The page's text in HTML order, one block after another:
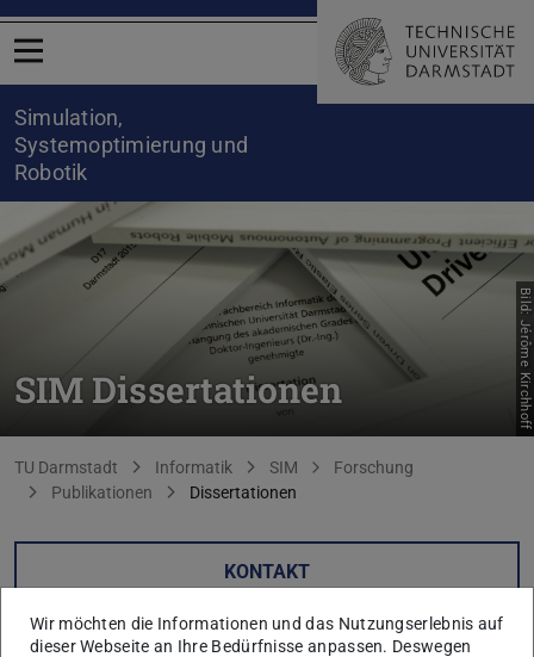
Menü öffnen
Simulation,
Systemoptimierung und
Robotik
SIM Dissertationen Bild: Jérôme Kirchhoff
Sie befinden sich hier:
TU Darmstadt Informatik SIM
Forschung
Publikationen
Dissertationen
KONTAKT
Wir möchten die Informationen und das Nutzungserlebnis auf
dieser Webseite an Ihre Bedürfnisse anpassen. Deswegen